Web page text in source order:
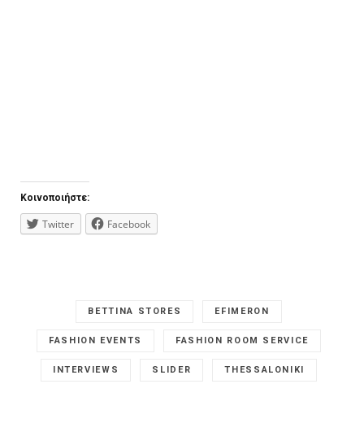
Κοινοποιήστε:
Twitter Facebook
BETTINA STORES EFIMERON
FASHION EVENTS FASHION ROOM SERVICE
INTERVIEWS SLIDER THESSALONIKI